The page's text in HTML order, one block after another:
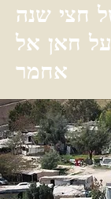
חצי שנה
חאן אל
אחמר